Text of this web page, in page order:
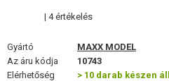
SZEMÜVEGEK, MASZKOK
| 4 értékelés
Gyártó
MAXX MODEL
Az áru kódja
10743
Elérhetőség
> 10 darab készen